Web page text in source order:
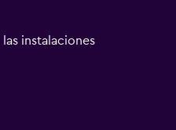
instalaciones